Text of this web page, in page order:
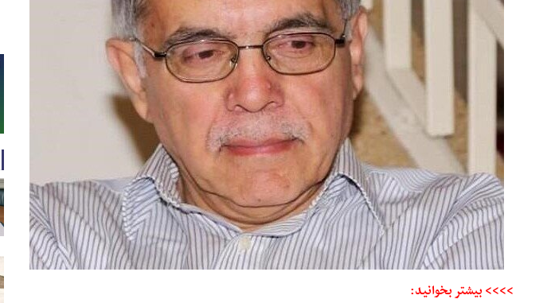
>>>> بیشتر بخوانید: